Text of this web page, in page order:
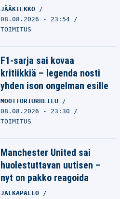
JÄÄKIEKKO
08.08.2026 - 23:54
TOIMITUS
F1-sarja sai kovaa
kritiikkiä – legenda nosti
yhden ison ongelman esille
MOOTTORIURHEILU
08.08.2026 - 23:30
TOIMITUS
Manchester United sai
huolestuttavan uutisen –
nyt on pakko reagoida
JALKAPALLO